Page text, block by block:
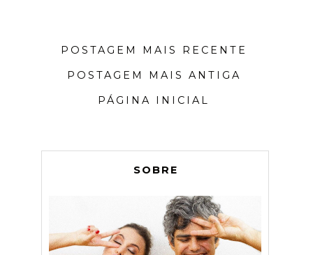
POSTAGEM MAIS RECENTE
POSTAGEM MAIS ANTIGA
PÁGINA INICIAL
SOBRE